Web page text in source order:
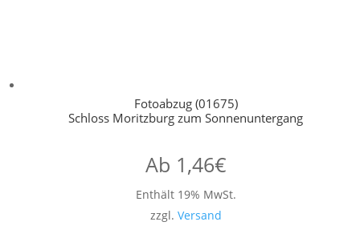
Fotoabzug (01675)
Schloss Moritzburg zum Sonnenuntergang
Ab 1,46€
Enthält 19% MwSt.
zzgl. Versand